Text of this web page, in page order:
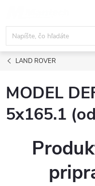
obsah
LAND ROVER
MODEL
5x165.1